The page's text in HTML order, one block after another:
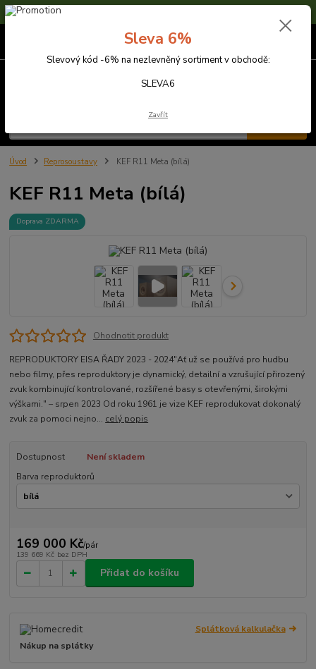
Sleva 6% na nezlevněné zboží s kódem SLEVA6
Úvod Reprosoustavy KEF R11 Meta (bílá)
KEF R11 Meta (bílá)
Doprava ZDARMA
Ohodnotit produkt
REPRODUKTORY EISA ŘADY 2023 - 2024​ "Ať už se používá pro hudbu
nebo filmy, přes reproduktory je dynamický, detailní a vzrušující přirozený
zvuk kombinující kontrolované, rozšířené basy s otevřenými, širokými
výškami." – srpen 2023 Od roku 1961 je vize KEF reprodukovat dokonalý
zvuk za pomoci nejno... celý popis
Dostupnost
Není skladem
Barva reproduktorů
169 000 Kč/pár
139 669 Kč bez DPH
Přidat do košíku
Splátková kalkulačka
Nákup na splátky
Sleva 6%
Slevový kód -6% na nezlevněný sortiment v obchodě:
SLEVA6
Zavřít